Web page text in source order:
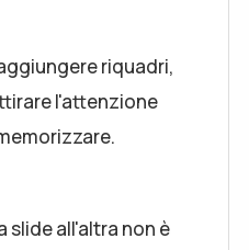
riquadri,
l'attenzione
slide all'altra non è